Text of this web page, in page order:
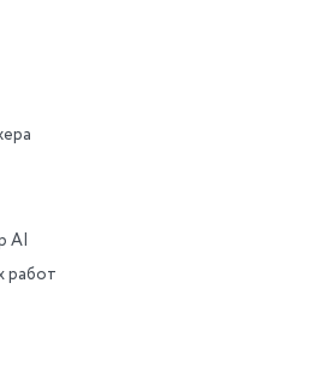
AI
работ